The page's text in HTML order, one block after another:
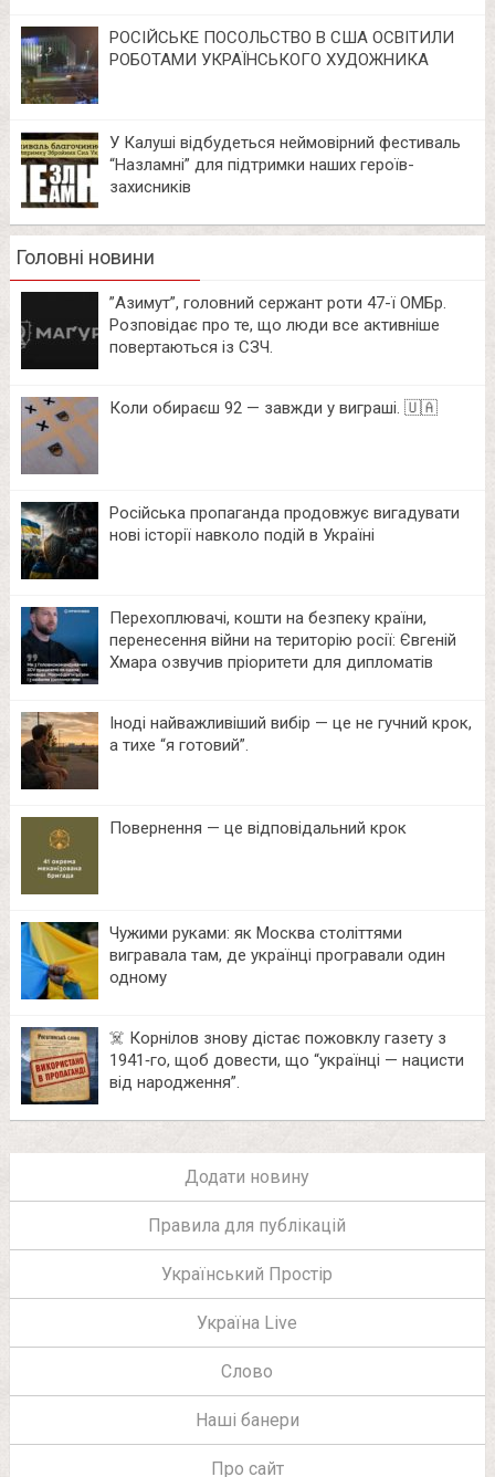
РОСІЙСЬКЕ ПОСОЛЬСТВО В США ОСВІТИЛИ
РОБОТАМИ УКРАЇНСЬКОГО ХУДОЖНИКА
У Калуші відбудеться неймовірний фестиваль
“Назламні” для підтримки наших героїв-
захисників
Головні новини
⁨”Азимут”, головний сержант роти 47-ї ОМБр.
Розповідає про те, що люди все активніше
повертаються із СЗЧ.
Коли обираєш 92 — завжди у виграші. 🇺🇦
Російська пропаганда продовжує вигадувати
нові історії навколо подій в Україні
Перехоплювачі, кошти на безпеку країни,
перенесення війни на територію росії: Євгеній
Хмара озвучив пріоритети для дипломатів
Іноді найважливіший вибір — це не гучний крок,
а тихе “я готовий”.
Повернення — це відповідальний крок
Чужими руками: як Москва століттями
вигравала там, де українці програвали один
одному
☠️ Корнілов знову дістає пожовклу газету з
1941‑го, щоб довести, що “українці — нацисти
від народження”.
Додати новину
Правила для публікацій
Український Простір
Україна Live
Слово
Наші банери
Про сайт